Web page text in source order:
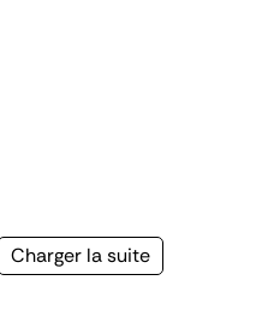
Page
Charger la suite